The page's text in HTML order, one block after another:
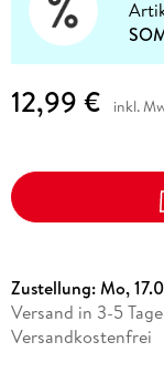
12,99 € inkl.
Zustellung:Mo,
Versand in 3-5
Versandkostenfrei